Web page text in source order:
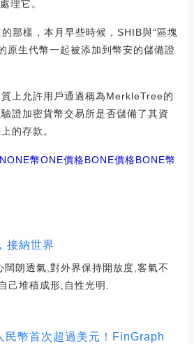
理它。
那樣，本月早些時候，SHIB與“區塊
原生代幣一起被添加到幣安的儲備證
上允許用戶通過稱為MerkleTree的
證加密貨幣交易所是否儲備了其資
的存款。
幣ONE價格BONE價格BONE幣
接納世界
闊朗透氣,對外界保持開放度,客氣不
己堆積成形,自性光明.
民幣首次超過美元！FinGraph